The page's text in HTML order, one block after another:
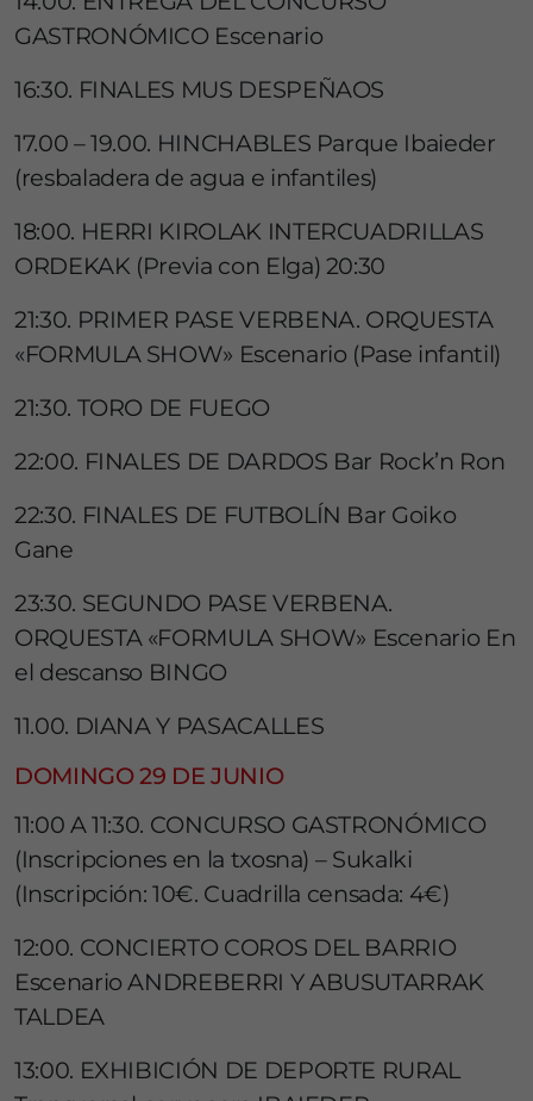
GASTRONÓMICO Escenario
16:30. FINALES MUS DESPEÑAOS
17.00 – 19.00. HINCHABLES Parque Ibaieder
(resbaladera de agua e infantiles)
18:00. HERRI KIROLAK INTERCUADRILLAS
ORDEKAK (Previa con Elga) 20:30
21:30. PRIMER PASE VERBENA. ORQUESTA
«FORMULA SHOW» Escenario (Pase infantil)
21:30. TORO DE FUEGO
22:00. FINALES DE DARDOS Bar Rock’n Ron
22:30. FINALES DE FUTBOLÍN Bar Goiko
Gane
23:30. SEGUNDO PASE VERBENA.
ORQUESTA «FORMULA SHOW» Escenario En
el descanso BINGO
11.00. DIANA Y PASACALLES
DOMINGO 29 DE JUNIO
11:00 A 11:30. CONCURSO GASTRONÓMICO
(Inscripciones en la txosna) – Sukalki
(Inscripción: 10€. Cuadrilla censada: 4€)
12:00. CONCIERTO COROS DEL BARRIO
Escenario ANDREBERRI Y ABUSUTARRAK
TALDEA
13:00. EXHIBICIÓN DE DEPORTE RURAL